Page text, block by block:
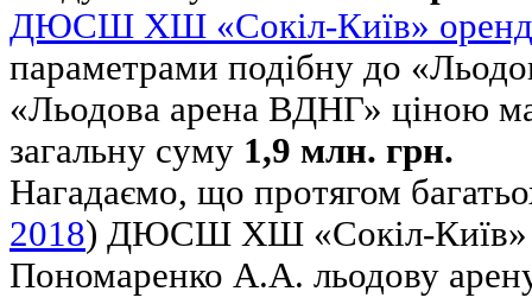
ДЮСШ ХШ «Сокіл-Київ»
параметрами подібну до
«Льодова арена ВДНГ» ціною
загальну суму 1,9 млн. грн.
Нагадаємо, що протягом
2018) ДЮСШ ХШ «Сокіл-Київ»
Пономаренко А.А. льодову